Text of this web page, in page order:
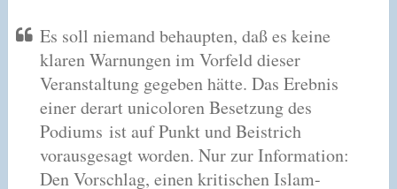
Es soll niemand behaupten, daß es keine
klaren Warnungen im Vorfeld dieser
Veranstaltung gegeben hätte. Das Erebnis
einer derart unicoloren Besetzung des
Podiums ist auf Punkt und Beistrich
vorausgesagt worden. Nur zur Information:
Den Vorschlag, einen kritischen Islam-